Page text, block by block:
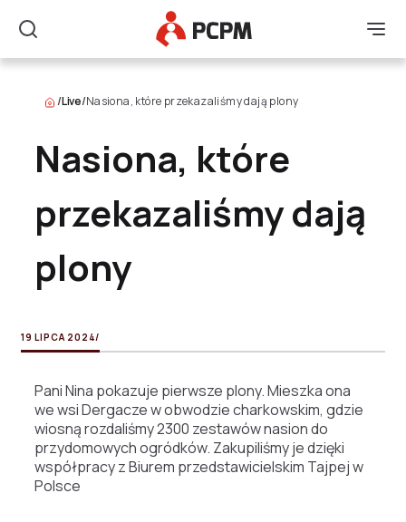
Szukaj
Główne Logo
/Live/Nasiona, które przekazaliśmy dają plony
Nasiona, które
przekazaliśmy dają
plony
19 LIPCA 2024/
Pani Nina pokazuje pierwsze plony. Mieszka ona
we wsi Dergacze w obwodzie charkowskim, gdzie
wiosną rozdaliśmy 2300 zestawów nasion do
przydomowych ogródków. Zakupiliśmy je dzięki
współpracy z Biurem przedstawicielskim Tajpej w
Polsce